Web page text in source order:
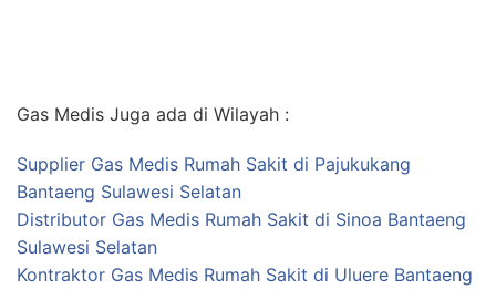
Gas Medis Juga ada di Wilayah :
Supplier Gas Medis Rumah Sakit di Pajukukang
Bantaeng Sulawesi Selatan
Distributor Gas Medis Rumah Sakit di Sinoa Bantaeng
Sulawesi Selatan
Kontraktor Gas Medis Rumah Sakit di Uluere Bantaeng